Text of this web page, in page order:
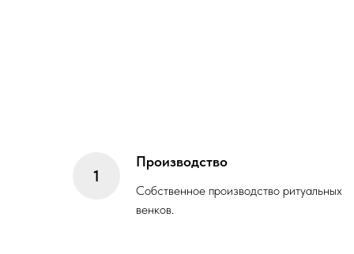
Производство
Собственное производство ритуальных
венков.